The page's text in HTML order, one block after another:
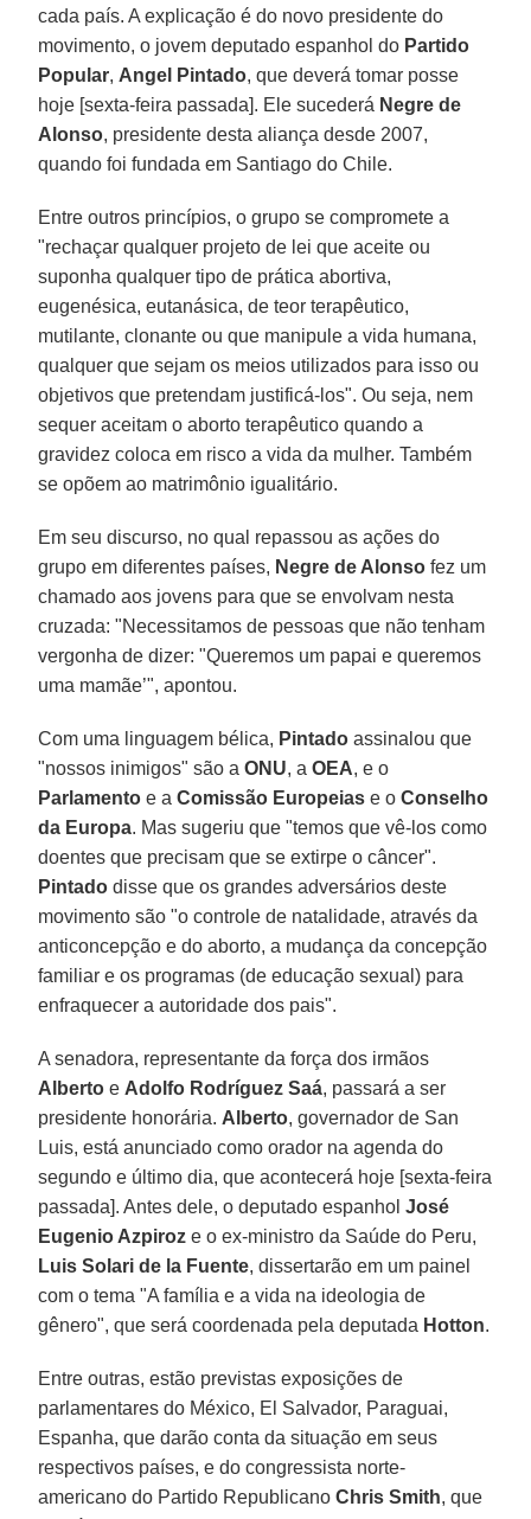
cada país. A explicação é do novo presidente do
movimento, o jovem deputado espanhol do Partido
Popular, Angel Pintado, que deverá tomar posse
hoje [sexta-feira passada]. Ele sucederá Negre de
Alonso, presidente desta aliança desde 2007,
quando foi fundada em Santiago do Chile.
Entre outros princípios, o grupo se compromete a
"rechaçar qualquer projeto de lei que aceite ou
suponha qualquer tipo de prática abortiva,
eugenésica, eutanásica, de teor terapêutico,
mutilante, clonante ou que manipule a vida humana,
qualquer que sejam os meios utilizados para isso ou
objetivos que pretendam justificá-los". Ou seja, nem
sequer aceitam o aborto terapêutico quando a
gravidez coloca em risco a vida da mulher. Também
se opõem ao matrimônio igualitário.
Em seu discurso, no qual repassou as ações do
grupo em diferentes países, Negre de Alonso fez um
chamado aos jovens para que se envolvam nesta
cruzada: "Necessitamos de pessoas que não tenham
vergonha de dizer: "Queremos um papai e queremos
uma mamãe’", apontou.
Com uma linguagem bélica, Pintado assinalou que
"nossos inimigos" são aONU, aOEA, e o
Parlamento e aComissão Europeias e oConselho
da Europa. Mas sugeriu que "temos que vê-los como
doentes que precisam que se extirpe o câncer".
Pintado disse que os grandes adversários deste
movimento são "o controle de natalidade, através da
anticoncepção e do aborto, a mudança da concepção
familiar e os programas (de educação sexual) para
enfraquecer a autoridade dos pais".
A senadora, representante da força dos irmãos
Alberto e Adolfo Rodríguez Saá, passará a ser
presidente honorária. Alberto, governador de San
Luis, está anunciado como orador na agenda do
segundo e último dia, que acontecerá hoje [sexta-feira
passada]. Antes dele, o deputado espanholJosé
Eugenio Azpiroz e o ex-ministro da Saúde do Peru,
Luis Solari de la Fuente, dissertarão em um painel
com o tema "A família e a vida na ideologia de
gênero", que será coordenada pela deputada Hotton.
Entre outras, estão previstas exposições de
parlamentares do México, El Salvador, Paraguai,
Espanha, que darão conta da situação em seus
respectivos países, e do congressista norte-
americano do Partido RepublicanoChris Smith, que